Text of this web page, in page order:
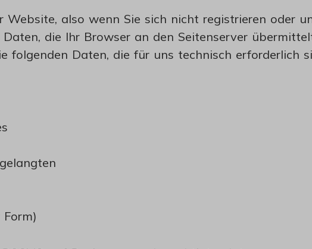
also wenn Sie sich nicht registrieren oder
die Ihr Browser an den Seitenserver übermittelt
folgenden Daten, die für uns technisch erforderlich